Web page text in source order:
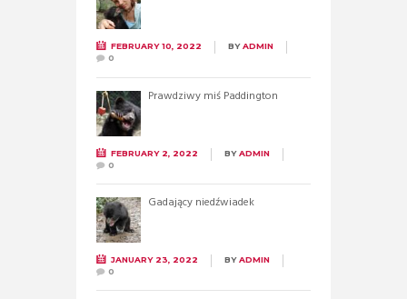
FEBRUARY 10, 2022 BYADMIN
0
Prawdziwy miś Paddington
FEBRUARY 2, 2022 BYADMIN
0
Gadający niedźwiadek
JANUARY 23, 2022 BYADMIN
0